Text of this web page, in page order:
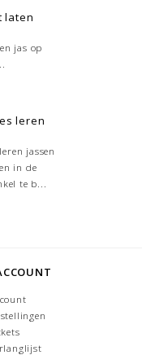
En nu de
koud.
het niet koud.
ROOD LEREN
komt elke seizoen weer
rode leren trenchcoat
bikerjack draagt u in
assortiment aan rood
laten
jas op
leren
jassen
in de
te b...